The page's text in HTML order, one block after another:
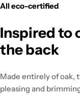
All eco-certified
Inspired to
the back
Made entirely of oak,
pleasing and